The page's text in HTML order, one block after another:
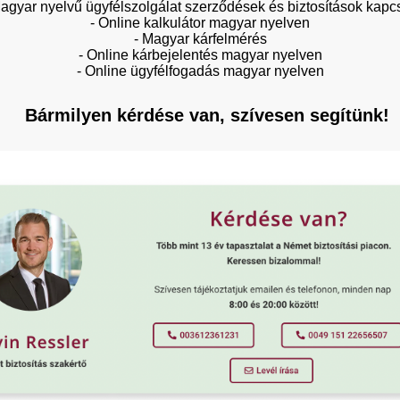
nyelvű ügyfélszolgálat szerződések és biztosítások
- Online kalkulátor magyar nyelven
- Magyar kárfelmérés
- Online kárbejelentés magyar nyelven
- Online ügyfélfogadás magyar nyelven
Bármilyen kérdése van, szívesen segítünk!